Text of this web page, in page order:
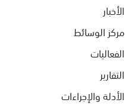
الأخبار
مركز الوسائط
الفعاليات
التقارير
الأدلة والإجراءات